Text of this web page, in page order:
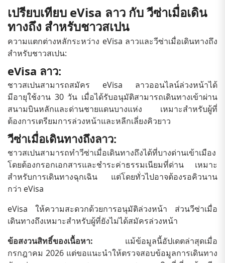
เปรียบเทียบ eVisa ลาว กับ วีซ่าเมื่อเดิน
ทางถึง สำหรับชาวสเปน
ความแตกต่างหลักระหว่าง eVisa ลาวและวีซ่าเมื่อเดินทางถึง
สำหรับชาวสเปน:
eVisa ลาว:
ชาวสเปนสามารถสมัคร eVisa ลาวออนไลน์ล่วงหน้าได้
มีอายุใช้งาน 30 วัน เมื่อได้รับอนุมัติสามารถเดินทางเข้าผ่าน
สนามบินหลักและด่านชายแดนบางแห่ง เหมาะสำหรับผู้ที่
ต้องการเตรียมการล่วงหน้าและหลีกเลี่ยงคิวยาว
วีซ่าเมื่อเดินทางถึงลาว:
ชาวสเปนสามารถทำวีซ่าเมื่อเดินทางถึงได้ที่บางด่านเข้าเมือง
โดยต้องกรอกเอกสารและชำระค่าธรรมเนียมที่ด่าน เหมาะ
สำหรับการเดินทางฉุกเฉิน แต่โดยทั่วไปอาจต้องรอคิวนาน
กว่า eVisa
eVisa ให้ความสะดวกด้วยการอนุมัติล่วงหน้า ส่วนวีซ่าเมื่อ
เดินทางถึงเหมาะสำหรับผู้ที่ยังไม่ได้สมัครล่วงหน้า
ข้อสงวนสิทธิ์ของเนื้อหา: แม้ข้อมูลนี้อัปเดตล่าสุดเมื่อ
กรกฎาคม 2026 แต่ขอแนะนำให้ตรวจสอบข้อมูลการเดินทาง